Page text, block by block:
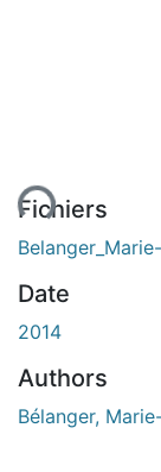
Fichiers
Date
2014
Authors
Bélanger,